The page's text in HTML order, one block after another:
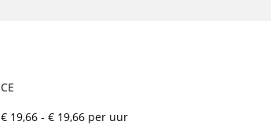
CE
€ 19,66 - € 19,66 per uur